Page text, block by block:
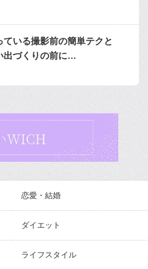
ている撮影前の簡単テクと
出づくりの前に…
恋愛・結婚
ダイエット
ライフスタイル